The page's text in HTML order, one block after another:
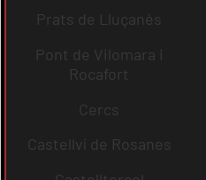
Prats de Lluçanès
Pont de Vilomara i
Rocafort
Cercs
Castellví de Rosanes